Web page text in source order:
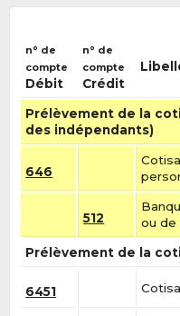
n° de
compte
Débit
n° de
compte
Crédit
Prélèvement de la
des indépendants)
646
512
ou de
Prélèvement de la
6451